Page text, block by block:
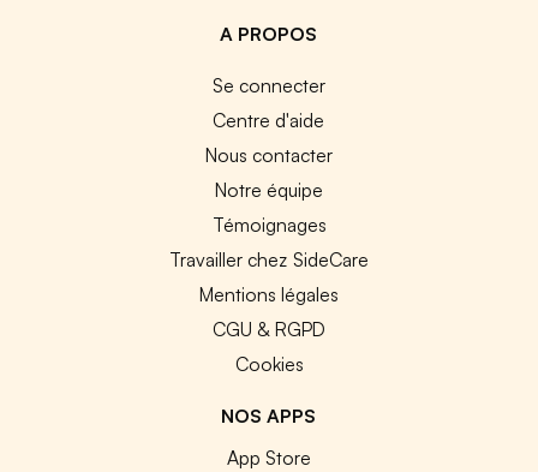
A PROPOS
Se connecter
Centre d'aide
Nous contacter
Notre équipe
Témoignages
Travailler chez SideCare
Mentions légales
CGU & RGPD
Cookies
NOS APPS
App Store